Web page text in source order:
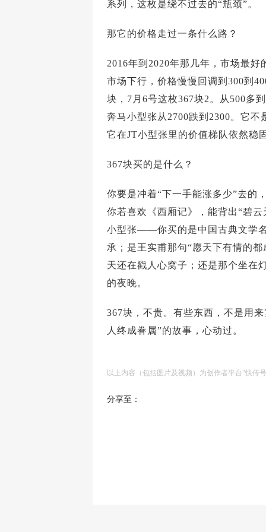
系列，这枚是绕不过去的“瓶颈”。
那它的价格走过一条什么路？
2016年到2020年那几年，市场最
市场下行，价格慢慢回调到300到
块，7月6号这枚367块2。从500多
奔马小型张从2700跌到2300。它
它在JT小型张里的价值梯队依然稳
367块买的是什么？
你要是冲着“下一手能涨多少”去的
你若喜欢《西厢记》，能背出“碧
小型张——你买的是中国古典文学
承；是王实甫那句“愿天下有情的
天还在戳人心窝子；还是那个坐在
的夜晚。
367块，不贵。有些东西，不是用
人终成眷属”的故事，心动过。
以上内容（包括图片及视频）为创作者平台"快传
分享至：